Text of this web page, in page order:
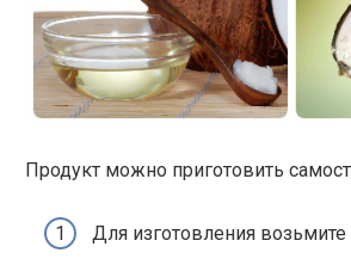
Продукт можно приготовить
Для изготовления